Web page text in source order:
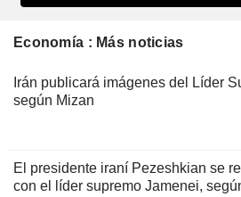
Economía : Más noticias
Irán publicará imágenes del Líder
según Mizan
El presidente iraní Pezeshkian se
con el líder supremo Jamenei,